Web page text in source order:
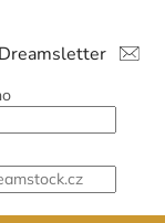
Dreamsletter